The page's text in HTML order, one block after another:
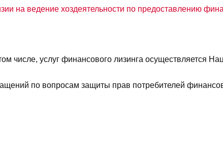
на ведение хоздеятельности по предоставлению
числе, услуг финансового лизинга осуществляется
по вопросам защиты прав потребителей